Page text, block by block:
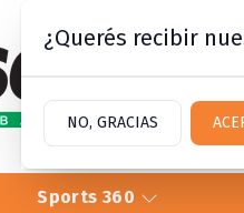
Sports 360
¿Querés recibir
NO, GRACIAS